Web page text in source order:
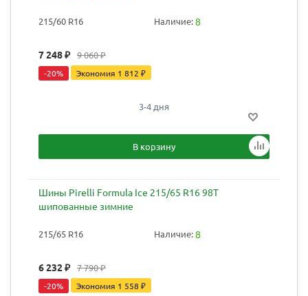
215/60 R16 Наличие:8
7 248₽ 9 060₽
-20% Экономия 1 812 ₽
3-4 дня
В корзину
Шины Pirelli Formula Ice 215/65 R16 98T
шипованные зимние
215/65 R16 Наличие:8
6 232₽ 7 790₽
-20% Экономия 1 558 ₽